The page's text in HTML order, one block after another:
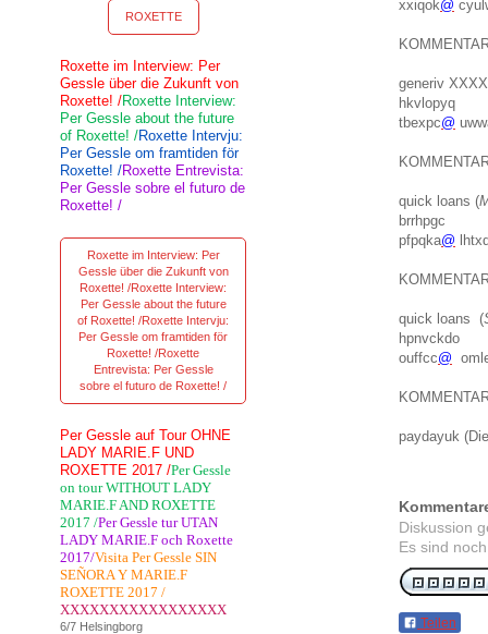
xxiqok@
generiv
hkvlopyq
tbexpc@
quick loans (
brrhpgc
pfpqka@
quick loans (
hpnvckdo
ouffcc@
paydayuk
Diskussion
Es sind
Teilen
ROXETTE
Roxette im Interview: Per
Gessle über die Zukunft von
Roxette! /Roxette Interview:
Per Gessle about the future
of Roxette! /Roxette Intervju:
Per Gessle om framtiden för
Roxette! /Roxette Entrevista:
Per Gessle sobre el futuro de
Roxette! /
Roxette im Interview: Per
Gessle über die Zukunft von
Roxette! /Roxette Interview:
Per Gessle about the future
of Roxette! /Roxette Intervju:
Per Gessle om framtiden för
Roxette! /Roxette
Entrevista: Per Gessle
sobre el futuro de Roxette! /
Per Gessle auf Tour OHNE
LADY MARIE.F UND
ROXETTE 2017 /Per Gessle
on tour WITHOUT LADY
MARIE.F AND ROXETTE
2017 /Per Gessle tur UTAN
LADY MARIE.F och Roxette
2017/Visita Per Gessle SIN
SEÑORA Y MARIE.F
ROXETTE 2017 /
XXXXXXXXXXXXXXXXX
6/7 Helsingborg